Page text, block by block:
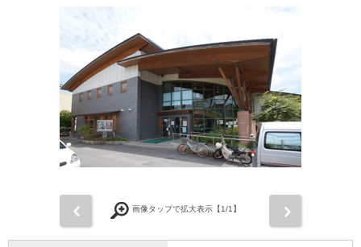
画像タップで拡大表示【1/1】